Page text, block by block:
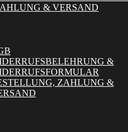
& VERSAND
&
ZAHLUNG &